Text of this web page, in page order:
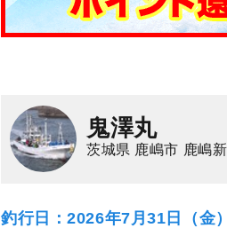
鬼澤丸
茨城県 鹿嶋市 鹿嶋
釣行日：2026年7月31日（金